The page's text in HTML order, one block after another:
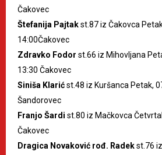
Čakovec
Štefanija Pajtakst.87 iz Čakovca
14:00Čakovec
Zdravko Fodor st.66 iz Mihovljana
13:30 Čakovec
Siniša Klarićst.48 iz Kuršanca Petak,
Šandorovec
Franjo Šardi st.80 iz Mačkovca
Čakovec
Dragica Novaković rođ. Radekst.76